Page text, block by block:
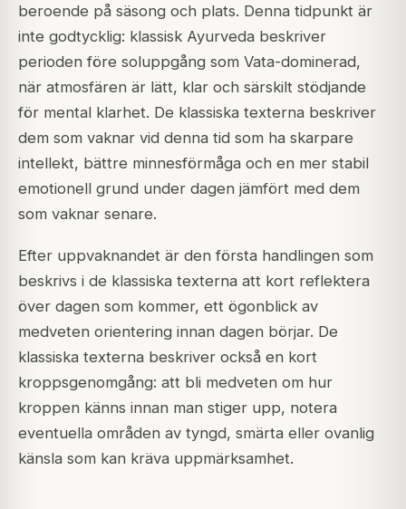
beroende på säsong och plats. Denna tidpunkt är
inte godtycklig: klassisk Ayurveda beskriver
perioden före soluppgång som Vata-dominerad,
när atmosfären är lätt, klar och särskilt stödjande
för mental klarhet. De klassiska texterna beskriver
dem som vaknar vid denna tid som ha skarpare
intellekt, bättre minnesförmåga och en mer stabil
emotionell grund under dagen jämfört med dem
som vaknar senare.
Efter uppvaknandet är den första handlingen som
beskrivs i de klassiska texterna att kort reflektera
över dagen som kommer, ett ögonblick av
medveten orientering innan dagen börjar. De
klassiska texterna beskriver också en kort
kroppsgenomgång: att bli medveten om hur
kroppen känns innan man stiger upp, notera
eventuella områden av tyngd, smärta eller ovanlig
känsla som kan kräva uppmärksamhet.